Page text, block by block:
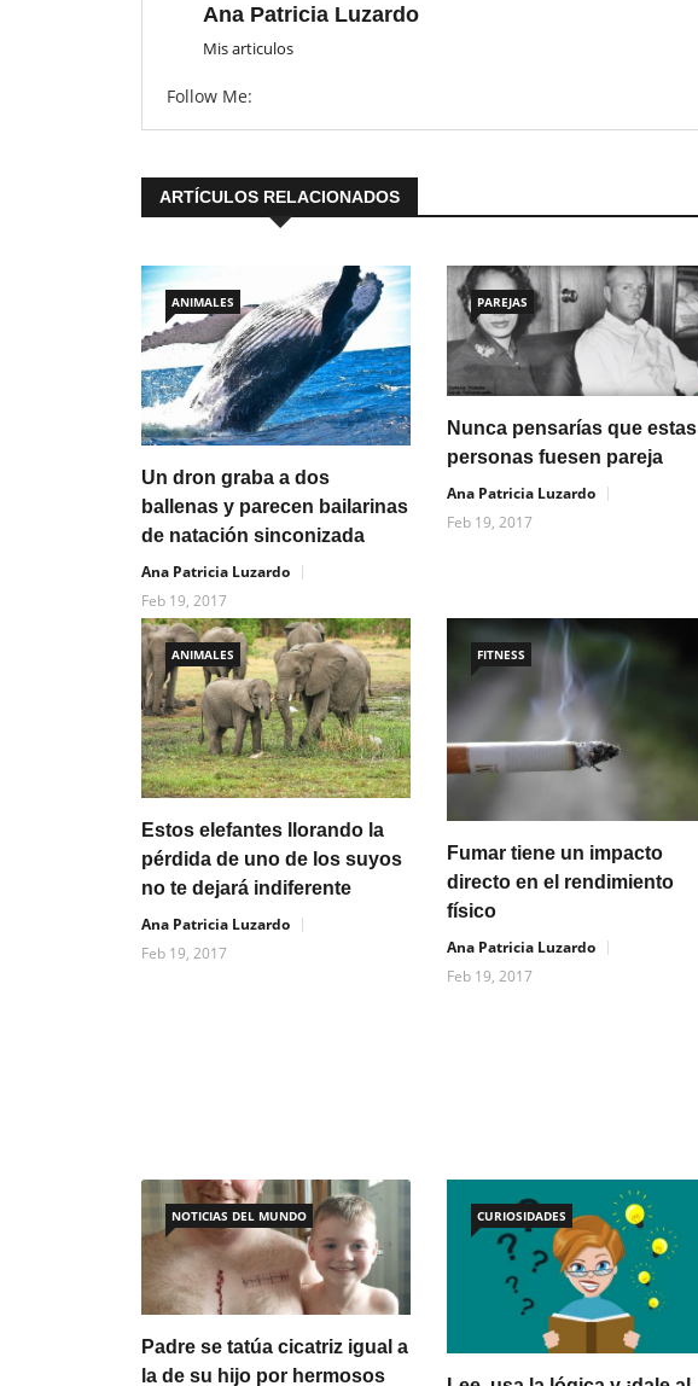
Ana Patricia Luzardo
Mis articulos
Follow Me:
ARTÍCULOS RELACIONADOS
ANIMALES
Un dron graba a dos
ballenas y parecen bailarinas
de natación sinconizada
Ana Patricia Luzardo
Feb 19, 2017
PAREJAS
Nunca pensarías que estas
personas fuesen pareja
Ana Patricia Luzardo
Feb 19, 2017
ANIMALES
Estos elefantes llorando la
pérdida de uno de los suyos
no te dejará indiferente
Ana Patricia Luzardo
Feb 19, 2017
FITNESS
Fumar tiene un impacto
directo en el rendimiento
físico
Ana Patricia Luzardo
Feb 19, 2017
NOTICIAS DEL MUNDO
Padre se tatúa cicatriz igual a
la de su hijo por hermosos
CURIOSIDADES